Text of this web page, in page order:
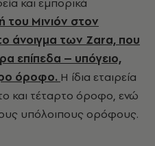
του Μινιόν στον
άνοιγμα των Zara, που
επίπεδα – υπόγειο,
όροφο. Η ίδια εταιρεία
και τέταρτο όροφο, ενώ
υπόλοιπους ορόφους.